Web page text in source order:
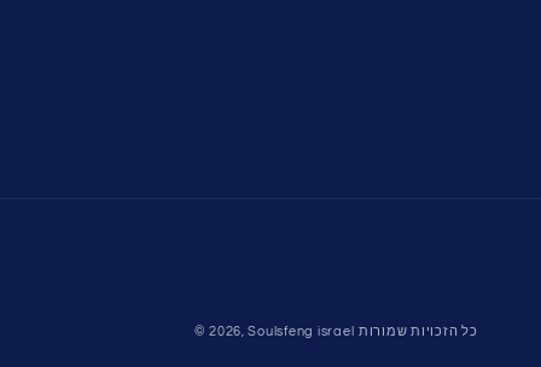
© 2026,Soulsfeng israel כל הזכויות שמורות